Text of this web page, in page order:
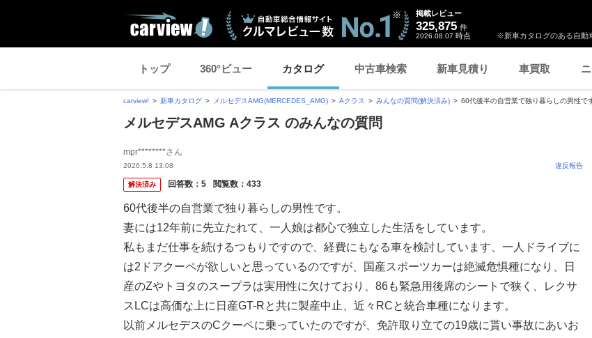
※新車カタログのある自動
掲載レビュー
325,875 件
2026.08.07 時点
トップ 360°ビュー カタログ 中古車検索 新車見積り 車買取
carview! 新車カタログ メルセデスAMG(MERCEDES_AMG) Aクラス みんなの質問(解決済み) 60代後半の自営業で独り暮らしの男性で
メルセデスAMG Aクラス のみんなの質問
mpr********さん
2026.5.8 13:08 違反報告
解決済み 回答数： 5 閲覧数： 433
60代後半の自営業で独り暮らしの男性です。
妻には12年前に先立たれて、一人娘は都心で独立した生活をしています。
私もまだ仕事を続けるつもりですので、経費にもなる車を検討しています、一人ドライブに
は2ドアクーペが欲しいと思っているのですが、国産スポーツカーは絶滅危惧種になり、日
産のZやトヨタのスープラは実用性に欠けており、86も緊急用後席のシートで狭く、レクサ
スLCは高価な上に日産GT-Rと共に製産中止、近々RCと統合車種になります。
以前メルセデスのCクーペに乗っていたのですが、免許取り立ての19歳に貰い事故にあいお